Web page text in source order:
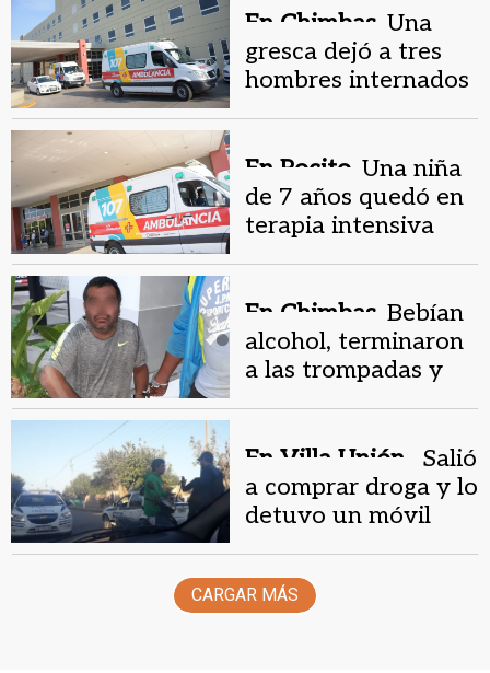
En Chimbas. Una
gresca dejó a tres
hombres internados
En Pocito. Una niña
de 7 años quedó en
terapia intensiva
En Chimbas. Bebían
alcohol, terminaron
a las trompadas y
En Villa Unión .
Salió
a comprar droga y lo
detuvo un móvil
CARGAR MÁS